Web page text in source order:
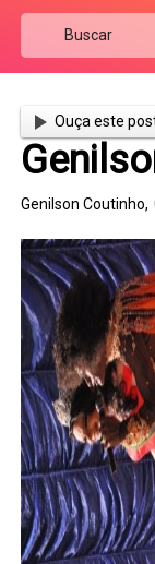
Ouça este
Genilson Coutinho,